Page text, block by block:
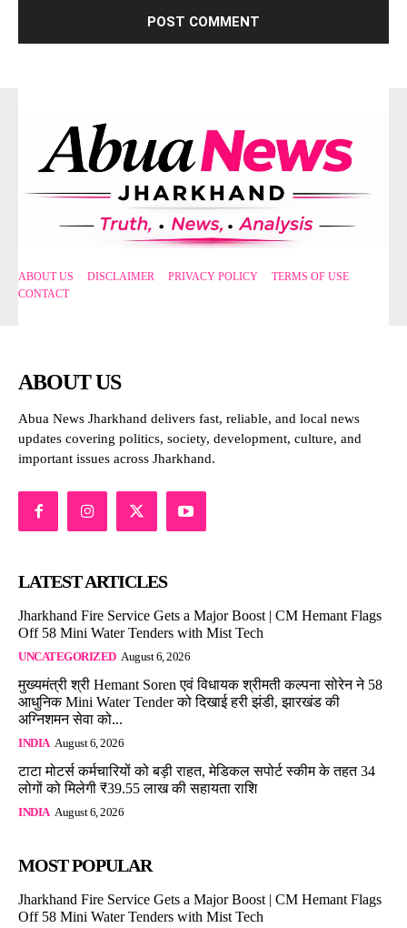
ABOUT US DISCLAIMER PRIVACY POLICY
TERMS OF USE
CONTACT
ABOUT US
Abua News Jharkhand delivers fast, reliable, and local news
updates covering politics, society, development, culture, and
important issues across Jharkhand.
LATEST ARTICLES
Jharkhand Fire Service Gets a Major Boost | CM Hemant Flags
Off 58 Mini Water Tenders with Mist Tech
UNCATEGORIZED August 6, 2026
मुख्यमंत्री श्री Hemant Soren एवं विधायक श्रीमती कल्पना सोरेन ने 58
आधुनिक Mini Water Tender को दिखाई हरी झंडी, झारखंड की
अग्निशमन सेवा को...
INDIA August 6, 2026
टाटा मोटर्स कर्मचारियों को बड़ी राहत, मेडिकल सपोर्ट स्कीम के तहत 34
लोगों को मिलेगी ₹39.55 लाख की सहायता राशि
INDIA August 6, 2026
MOST POPULAR
Jharkhand Fire Service Gets a Major Boost | CM Hemant Flags
Off 58 Mini Water Tenders with Mist Tech